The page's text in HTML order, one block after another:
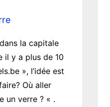
la capitale
il y a plus de 10
», l’idée est
Où aller
un verre ? « .